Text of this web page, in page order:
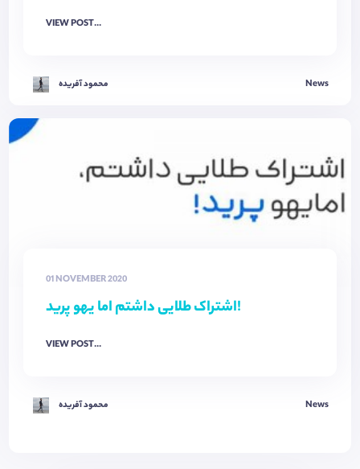
VIEW POST...
محمود آفریده News
01 NOVEMBER 2020
اشتراک طلایی داشتم اما یهو پرید!
VIEW POST...
محمود آفریده News